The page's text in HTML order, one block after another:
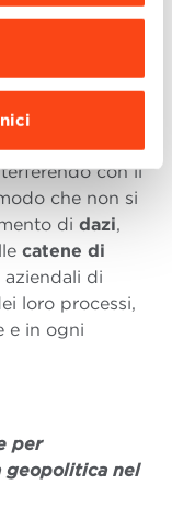
le
le
Ciò che è
con il
che non si
di dazi,
catene di
aziendali di
loro processi,
e in ogni
per
geopolitica nel